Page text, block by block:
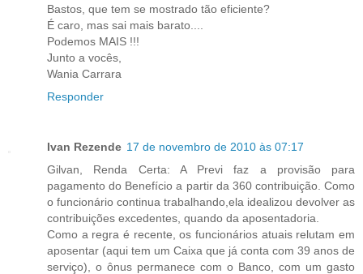
Bastos, que tem se mostrado tão eficiente?
É caro, mas sai mais barato....
Podemos MAIS !!!
Junto a vocês,
Wania Carrara
Responder
Ivan Rezende 17 de novembro de 2010 às 07:17
Gilvan, Renda Certa: A Previ faz a provisão para
pagamento do Benefício a partir da 360 contribuição. Como
o funcionário continua trabalhando,ela idealizou devolver as
contribuições excedentes, quando da aposentadoria.
Como a regra é recente, os funcionários atuais relutam em
aposentar (aqui tem um Caixa que já conta com 39 anos de
serviço), o ônus permanece com o Banco, com um gasto